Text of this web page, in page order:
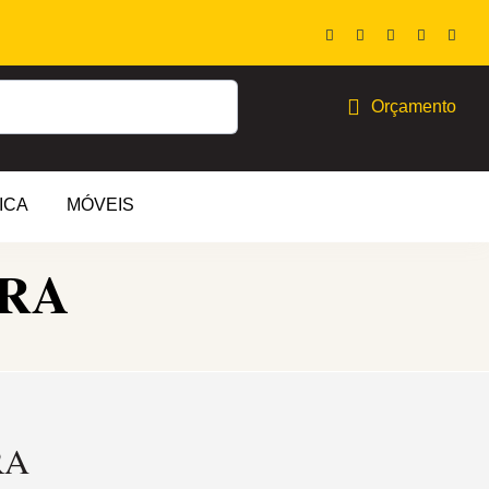
Orçamento
MÓVEIS